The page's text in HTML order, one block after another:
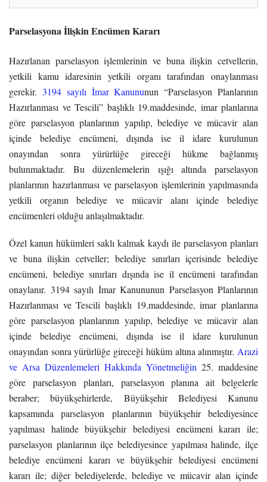
Parselasyona İlişkin Encümen Kararı
Hazırlanan parselasyon işlemlerinin ve buna ilişkin cetvellerin,
yetkili kamu idaresinin yetkili organı tarafından onaylanması
gerekir. 3194 sayılı İmar Kanununun “Parselasyon Planlarının
Hazırlanması ve Tescili” başlıklı 19.maddesinde, imar planlarına
göre parselasyon planlarının yapılıp, belediye ve mücavir alan
içinde belediye encümeni, dışında ise il idare kurulunun
onayından sonra yürürlüğe gireceği hükme bağlanmış
bulunmaktadır. Bu düzenlemelerin ışığı altında parselasyon
planlarının hazırlanması ve parselasyon işlemlerinin yapılmasında
yetkili organın belediye ve mücavir alanı içinde belediye
encümenleri olduğu anlaşılmaktadır.
Özel kanun hükümleri saklı kalmak kaydı ile parselasyon planları
ve buna ilişkin cetveller; belediye sınırları içerisinde belediye
encümeni, belediye sınırları dışında ise il encümeni tarafından
onaylanır. 3194 sayılı İmar Kanununun Parselasyon Planlarının
Hazırlanması ve Tescili başlıklı 19.maddesinde, imar planlarına
göre parselasyon planlarının yapılıp, belediye ve mücavir alan
içinde belediye encümeni, dışında ise il idare kurulunun
onayından sonra yürürlüğe gireceği hüküm altına alınmıştır. Arazi
ve Arsa Düzenlemeleri Hakkında Yönetmeliğin 25. maddesine
göre parselasyon planları, parselasyon planına ait belgelerle
beraber; büyükşehirlerde, Büyükşehir Belediyesi Kanunu
kapsamında parselasyon planlarının büyükşehir belediyesince
yapılması halinde büyükşehir belediyesi encümeni kararı ile;
parselasyon planlarının ilçe belediyesince yapılması halinde, ilçe
belediye encümeni kararı ve büyükşehir belediyesi encümeni
kararı ile; diğer belediyelerde, belediye ve mücavir alan içinde